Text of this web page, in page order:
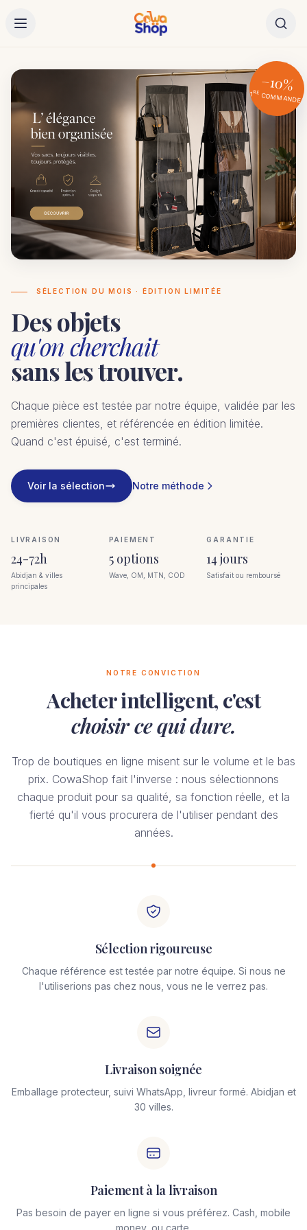
SÉLECTION DU MOIS · ÉDITION LIMITÉE
Des objets
qu'on cherchait
sans les trouver.
Chaque pièce est testée par notre équipe, validée par les
premières clientes, et référencée en édition limitée.
Quand c'est épuisé, c'est terminé.
Voir la sélection Notre méthode
LIVRAISON
24-72h
Abidjan & villes
principales
PAIEMENT
5 options
Wave, OM, MTN, COD
GARANTIE
14 jours
Satisfait ou remboursé
−10%
1RECOMMANDE
NOTRE CONVICTION
Acheter intelligent, c'est
choisir ce qui dure.
Trop de boutiques en ligne misent sur le volume et le bas
prix. CowaShop fait l'inverse : nous sélectionnons
chaque produit pour sa qualité, sa fonction réelle, et la
fierté qu'il vous procurera de l'utiliser pendant des
années.
Sélection rigoureuse
Chaque référence est testée par notre équipe. Si nous ne
l'utiliserions pas chez nous, vous ne le verrez pas.
Livraison soignée
Emballage protecteur, suivi WhatsApp, livreur formé. Abidjan et
30 villes.
Paiement à la livraison
Pas besoin de payer en ligne si vous préférez. Cash, mobile